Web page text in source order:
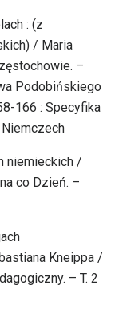
: (z
/ Maria
–
Podobińskiego
166 : Specyfika
niemieckich /
co Dzień. –
Kneippa /
– T. 2